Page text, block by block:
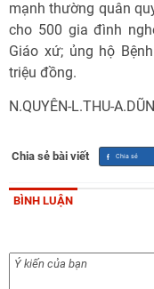
mạnh thường quân
cho 500 gia đình
Giáo xứ; ủng hộ
triệu đồng.
N.QUYÊN-L.THU-
Chia sẻ bài viết
BÌNH LUẬN